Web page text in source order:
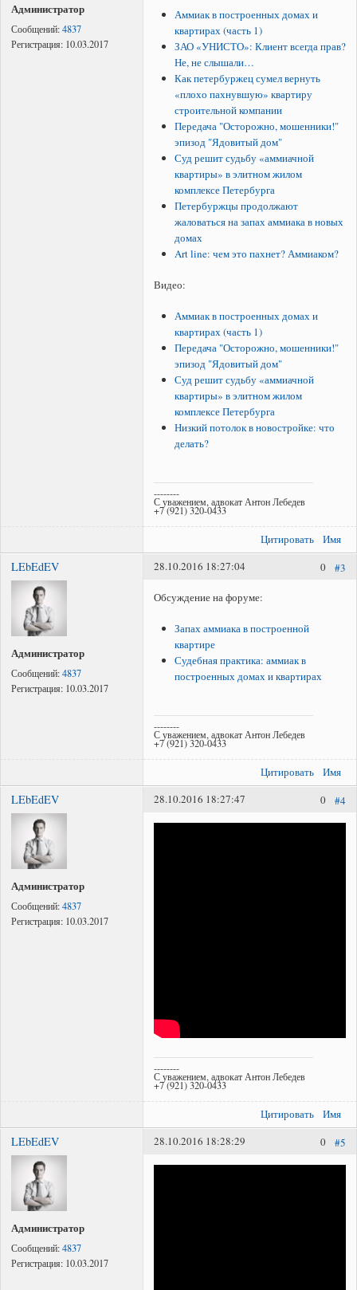
Администратор
Сообщений:4837
Регистрация: 10.03.2017
Аммиак в построенных домах и
квартирах (часть 1)
ЗАО «УНИСТО»: Клиент всегда прав?
Не, не слышали…
Как петербуржец сумел вернуть
«плохо пахнувшую» квартиру
строительной компании
Передача "Осторожно, мошенники!"
эпизод "Ядовитый дом"
Суд решит судьбу «аммиачной
квартиры» в элитном жилом
комплексе Петербурга
Петербуржцы продолжают
жаловаться на запах аммиака в новых
домах
Art line: чем это пахнет? Аммиаком?
Видео:
Аммиак в построенных домах и
квартирах (часть 1)
Передача "Осторожно, мошенники!"
эпизод "Ядовитый дом"
Суд решит судьбу «аммиачной
квартиры» в элитном жилом
комплексе Петербурга
Низкий потолок в новостройке: что
делать?
--------
С уважением, адвокат Антон Лебедев
+7 (921) 320-0433
Цитировать Имя
LEbEdEV
Администратор
Сообщений:4837
Регистрация: 10.03.2017
#3
0
28.10.2016 18:27:04
Обсуждение на форуме:
Запах аммиака в построенной
квартире
Судебная практика: аммиак в
построенных домах и квартирах
--------
С уважением, адвокат Антон Лебедев
+7 (921) 320-0433
Цитировать Имя
LEbEdEV
Администратор
Сообщений:4837
Регистрация: 10.03.2017
#4
0
28.10.2016 18:27:47
--------
С уважением, адвокат Антон Лебедев
+7 (921) 320-0433
Цитировать Имя
LEbEdEV
Администратор
Сообщений:4837
Регистрация: 10.03.2017
#5
0
28.10.2016 18:28:29